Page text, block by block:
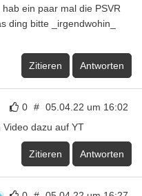
ein paar mal die PSVR
ding bitte _irgendwohin_
Zitieren Antworten
0 # 05.04.22 um 16:02
Video dazu auf YT
Zitieren Antworten